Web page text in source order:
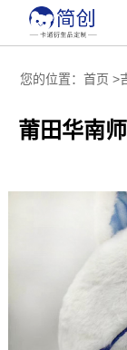
您的位置： 首页 >
莆田华南